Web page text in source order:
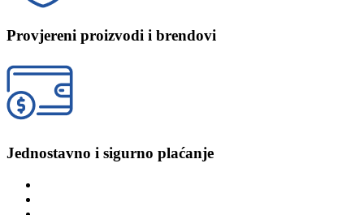
Provjereni proizvodi i brendovi
Jednostavno i sigurno plaćanje